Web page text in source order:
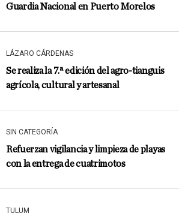
Guardia Nacional en Puerto Morelos
LÁZARO CÁRDENAS
Se realiza la 7.ª edición del agro-tianguis
agrícola, cultural y artesanal
SIN CATEGORÍA
Refuerzan vigilancia y limpieza de playas
con la entrega de cuatrimotos
TULUM